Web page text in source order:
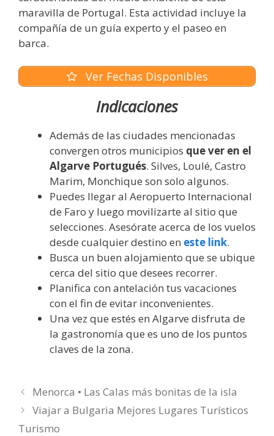
maravilla de Portugal. Esta actividad incluye la
compañía de un guía experto y el paseo en
barca.
Ver Fechas Disponibles
Indicaciones
Además de las ciudades mencionadas
convergen otros municipios que ver en el
Algarve Portugués. Silves, Loulé, Castro
Marim, Monchique son solo algunos.
Puedes llegar al Aeropuerto Internacional
de Faro y luego movilizarte al sitio que
selecciones. Asesórate acerca de los vuelos
desde cualquier destino en este link.
Busca un buen alojamiento que se ubique
cerca del sitio que desees recorrer.
Planifica con antelación tus vacaciones
con el fin de evitar inconvenientes.
Una vez que estés en Algarve disfruta de
la gastronomía que es uno de los puntos
claves de la zona.
Menorca • Las Calas más bonitas de la isla
Viajar a Bulgaria Mejores Lugares Turísticos
Turismo